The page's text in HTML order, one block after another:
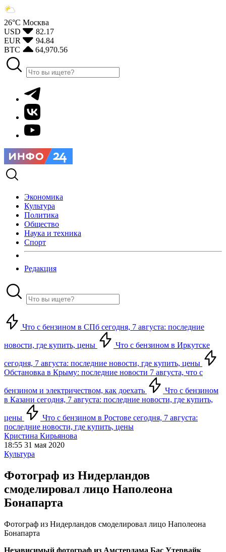
26°С Москва
USD
82.17
EUR
94.84
BTC
64,970.56
Экономика
Культура
Политика
Общество
Наука и техника
Спорт
Редакция
Что с бензином в СПб сегодня, 7 августа: последние
новости, где купить, цены Что с бензином в Иркутске
сегодня, 7 августа: последние новости, где купить, цены
Обстановка в Крыму: последние новости 7 августа, что с
бензином и электричеством, как доехать
Что с бензином
в Казани сегодня, 7 августа: последние новости, где купить,
цены
Что с бензином в Ростове сегодня, 7 августа:
последние новости, где купить, цены
Кристина Кирьянова
18:55 31 мая 2020
Культура
Фотограф из Нидерландов
смоделировал лицо Наполеона
Бонапарта
Фотограф из Нидерландов смоделировал лицо Наполеона
Бонапарта
Независимый фотограф из Амстердама Бас Утервайк